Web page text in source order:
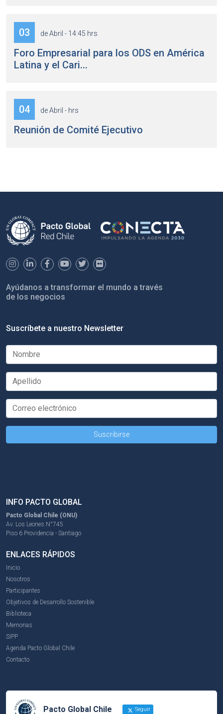
03 de Abril - 14:45 hrs
Foro Empresarial para los ODS en América
Latina y el Cari...
04 de Abril - hrs
Reunión de Comité Ejecutivo
Ayúdanos a transformar el mundo a través
de los negocios
Suscríbete a nuestro Newsletter
INFO PACTO GLOBAL
Pacto Global Chile (ONU)
Av. Los Leones N°745
Piso 6 Providencia - Santiago
ENLACES RÁPIDOS
Inicio
Nosotros
Participantes
Objetivos de Desarrollo Sostenible
Biblioteca
Memorias
SIPP
Agenda Pacto Global Chile
Contacto
Pacto Global Chile Seguir